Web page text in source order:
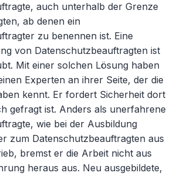
auch unterhalb der Grenze
ab denen ein
zu benennen ist. Eine
von Datenschutzbeauftragten ist
Mit einer solchen Lösung haben
Experten an ihrer Seite, der die
kennt. Er fordert Sicherheit dort
gefragt ist. Anders als unerfahrene
wie bei der Ausbildung
zum Datenschutzbeauftragten aus
bremst er die Arbeit nicht aus
heraus aus. Neu ausgebildete,